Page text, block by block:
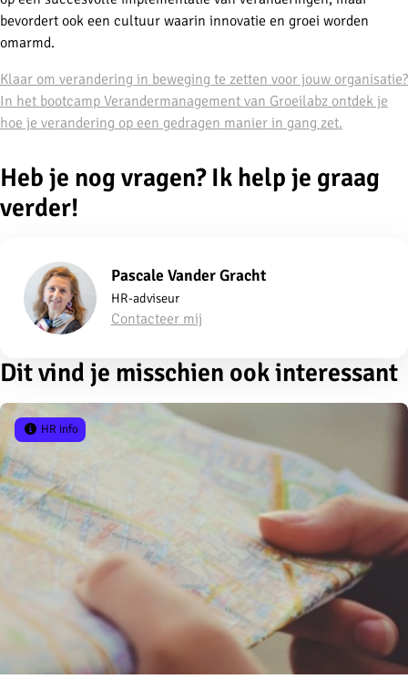
bevordert ook een cultuur waarin innovatie en groei worden
omarmd.
Klaar om verandering in beweging te zetten voor jouw organisatie?
In het bootcamp Verandermanagement van Groeilabz ontdek je
hoe je verandering op een gedragen manier in gang zet.
Heb je nog vragen? Ik help je graag
verder!
Pascale Vander Gracht
HR-adviseur
Contacteer mij
Dit vind je misschien ook interessant
HR info